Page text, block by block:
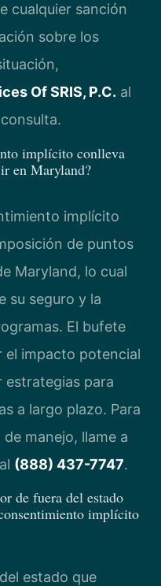
cualquier sanción
sobre los
Of SRIS, P.C. al
implícito conlleva
en Maryland?
implícito
de puntos
Maryland, lo cual
su seguro y la
El bufete
el impacto potencial
estrategias para
a largo plazo. Para
manejo, llame a
al (888) 437-7747.
de fuera del estado
implícito
estado que